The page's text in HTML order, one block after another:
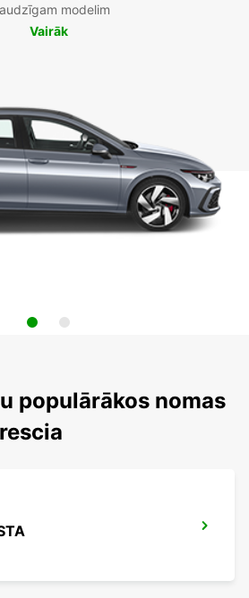
modelim
Vairāk
populārākos nomas